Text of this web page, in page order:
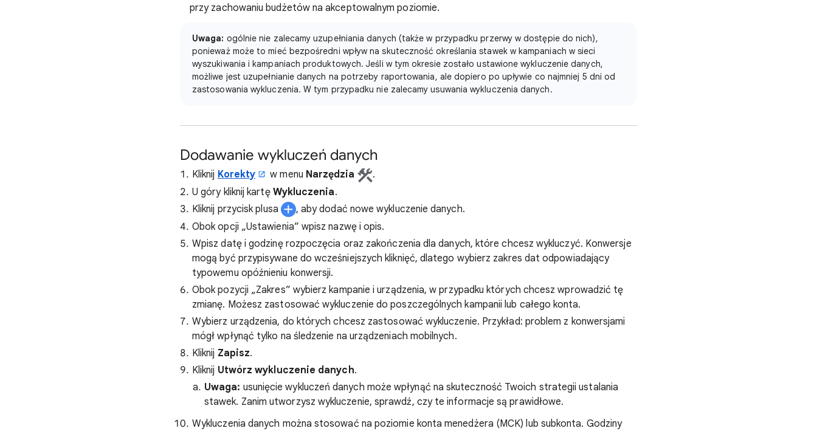
przy zachowaniu budżetów na akceptowalnym poziomie.
Uwaga: ogólnie nie zalecamy uzupełniania danych (także w przypadku przerwy w dostępie do nich),
ponieważ może to mieć bezpośredni wpływ na skuteczność określania stawek w kampaniach w sieci
wyszukiwania i kampaniach produktowych. Jeśli w tym okresie zostało ustawione wykluczenie danych,
możliwe jest uzupełnianie danych na potrzeby raportowania, ale dopiero po upływie co najmniej 5 dni od
zastosowania wykluczenia. W tym przypadku nie zalecamy usuwania wykluczenia danych.
Dodawanie wykluczeń danych
Kliknij Korekty w menu Narzędzia
.
U góry kliknij kartę Wykluczenia.
Kliknij przycisk plusa
, aby dodać nowe wykluczenie danych.
Obok opcji „Ustawienia” wpisz nazwę i opis.
Wpisz datę i godzinę rozpoczęcia oraz zakończenia dla danych, które chcesz wykluczyć. Konwersje
mogą być przypisywane do wcześniejszych kliknięć, dlatego wybierz zakres dat odpowiadający
typowemu opóźnieniu konwersji.
Obok pozycji „Zakres” wybierz kampanie i urządzenia, w przypadku których chcesz wprowadzić tę
zmianę. Możesz zastosować wykluczenie do poszczególnych kampanii lub całego konta.
Wybierz urządzenia, do których chcesz zastosować wykluczenie. Przykład: problem z konwersjami
mógł wpłynąć tylko na śledzenie na urządzeniach mobilnych.
Kliknij Zapisz.
Kliknij Utwórz wykluczenie danych.
Uwaga: usunięcie wykluczeń danych może wpłynąć na skuteczność Twoich strategii ustalania
stawek. Zanim utworzysz wykluczenie, sprawdź, czy te informacje są prawidłowe.
Wykluczenia danych można stosować na poziomie konta menedżera (MCK) lub subkonta. Godziny